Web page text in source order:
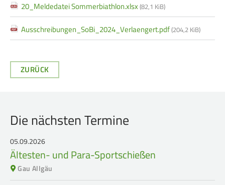
20_Meldedatei Sommerbiathlon.xlsx(82,1 KiB)
Ausschreibungen_SoBi_2024_Verlaengert.pdf(204,2 KiB)
ZURÜCK
Die nächsten Termine
05.09.2026
Ältesten- und Para-Sportschießen
Gau Allgäu
Bogen
Senioren-Auflage
RWK
Sommerbiathlon
Lichtgewehre
Damen im Schützensport
Frauen Ü40
Schützenkönige
Para-Schießsport